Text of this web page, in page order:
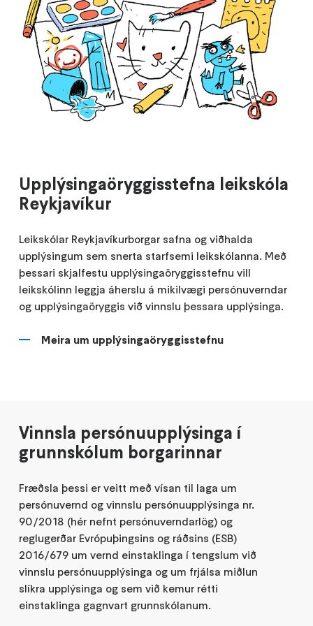
Upplýsingaöryggisstefna leikskóla
Reykjavíkur
Leikskólar Reykjavíkurborgar safna og viðhalda
upplýsingum sem snerta starfsemi leikskólanna. Með
þessari skjalfestu upplýsingaöryggisstefnu vill
leikskólinn leggja áherslu á mikilvægi persónuverndar
og upplýsingaöryggis við vinnslu þessara upplýsinga.
Meira um upplýsingaöryggisstefnu
Vinnsla persónuupplýsinga í
grunnskólum borgarinnar
Fræðsla þessi er veitt með vísan til laga um
persónuvernd og vinnslu persónuupplýsinga nr.
90/2018 (hér nefnt persónuverndarlög) og
reglugerðar Evrópuþingsins og ráðsins (ESB)
2016/679 um vernd einstaklinga í tengslum við
vinnslu persónuupplýsinga og um frjálsa miðlun
slíkra upplýsinga og sem við kemur rétti
einstaklinga gagnvart grunnskólanum.